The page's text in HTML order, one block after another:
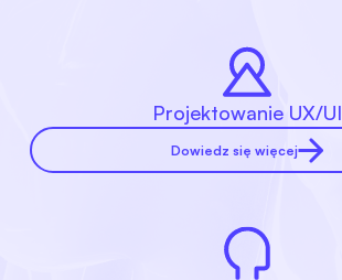
Projektowanie UX/UI
Dowiedz się więcej